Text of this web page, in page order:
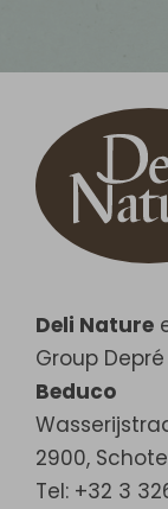
Deli Nature
Group
Beduco
2900,
Tel: +32 3